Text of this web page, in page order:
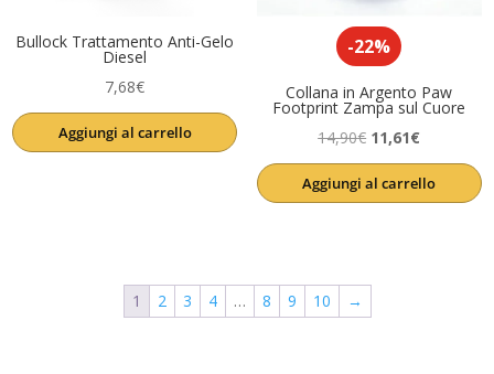
Bullock Trattamento Anti-Gelo
Diesel
7,68€
Aggiungi al carrello
-22%
Collana in Argento Paw
Footprint Zampa sul Cuore
14,90€ Il
prezzo
originale
11,61€Il
prezzo
attuale
Aggiungi al carrello
1 2 3 4 … 8 9 10 →